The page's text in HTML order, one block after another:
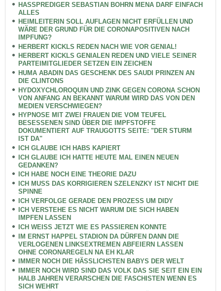
HASSPREDIGER SEBASTIAN BOHRN MENA DARF EINFACH
ALLES
HEIMLEITERIN SOLL AUFLAGEN NICHT ERFÜLLEN UND
WÄRE DER GRUND FÜR DIE CORONAPOSITIVEN NACH
IMPFUNG?
HERBERT KICKLS REDEN NACH WIE VOR GENIAL!
HERBERT KICKLS GENIALEN REDEN UND VIELE SEINER
PARTEIMITGLIEDER SETZEN EIN ZEICHEN
HUMA ABADIN DAS GESCHENK DES SAUDI PRINZEN AN
DIE CLINTONS
HYDOXYCHLOROQUIN UND ZINK GEGEN CORONA SCHON
VON ANFANG AN BEKANNT WARUM WIRD DAS VON DEN
MEDIEN VERSCHWIEGEN?
HYPNOSE MIT ZWEI FRAUEN DIE VOM TEUFEL
BESESSENEN SIND ÜBER DIE IMPFSTOFFE
DOKUMENTIERT AUF TRAUGOTTS SEITE: "DER STURM
IST DA"
ICH GLAUBE ICH HABS KAPIERT
ICH GLAUBE ICH HATTE HEUTE MAL EINEN NEUEN
GEDANKEN?
ICH HABE NOCH EINE THEORIE DAZU
ICH MUSS DAS KORRIGIEREN SZELENZKY IST NICHT DIE
SPINNE
ICH VERFOLGE GERADE DEN PROZESS UM DIDY
ICH VERSTEHE ES NICHT WARUM DIE SICH HABEN
IMPFEN LASSEN
ICH WEISS JETZT WIE ES PASSIEREN KONNTE
IM ERNST HAPPEL STADION DA DÜRFEN DANN DIE
VERLOGENEN LINKSEXTREMEN ABFEIERN LASSEN
OHNE CORONAREGELN NA EH KLAR
IMMER NOCH DIE HÄSSLICHSTEN BABYS DER WELT
IMMER NOCH WIRD SIND DAS VOLK DAS SIE SEIT EIN EIN
HALB JAHREN VERARSCHEN DIE FASCHISTEN WENN ES
SICH WEHRT